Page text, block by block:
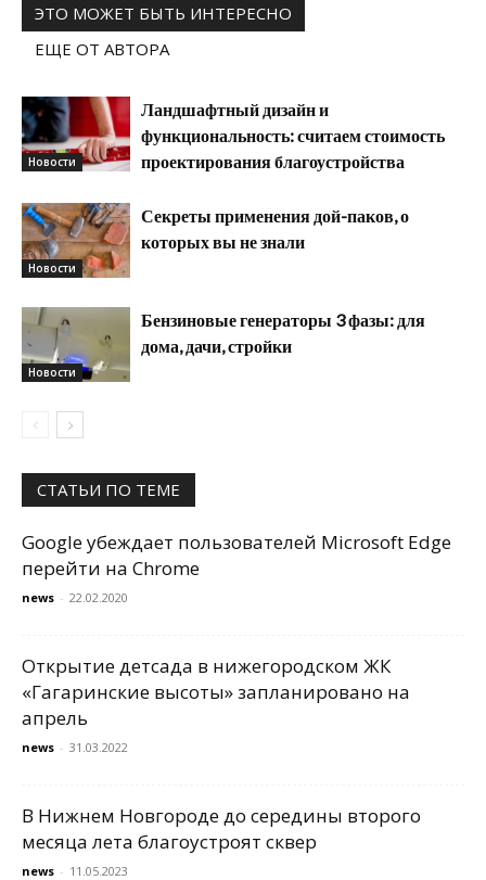
ЭТО МОЖЕТ БЫТЬ ИНТЕРЕСНО
ЕЩЕ ОТ АВТОРА
Новости
Ландшафтный дизайн и
функциональность: считаем стоимость
проектирования благоустройства
Новости
Секреты применения дой-паков, о
которых вы не знали
Новости
Бензиновые генераторы 3 фазы: для
дома, дачи, стройки
СТАТЬИ ПО ТЕМЕ
Google убеждает пользователей Microsoft Edge
перейти на Chrome
news - 22.02.2020
Открытие детсада в нижегородском ЖК
«Гагаринские высоты» запланировано на
апрель
news - 31.03.2022
В Нижнем Новгороде до середины второго
месяца лета благоустроят сквер
news - 11.05.2023